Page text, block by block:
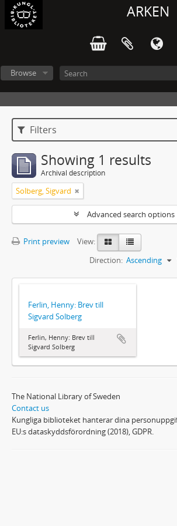
ARKEN
Browse
Filters
Showing 1 results
Archival description
Solberg, Sigvard
Advanced search options
Print preview
View:
Direction: Ascending
Ferlin, Henny: Brev till
Sigvard Solberg
Ferlin, Henny: Brev till
Sigvard Solberg
The National Library of Sweden
Contact us
Kungliga biblioteket hanterar dina
EU:s dataskyddsförordning (2018), GDPR.